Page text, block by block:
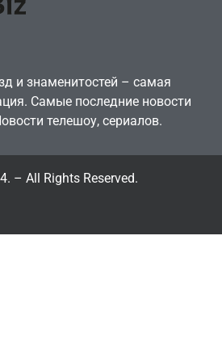
и знаменитостей – самая
Самые последние новости
телешоу, сериалов.
– All Rights Reserved.